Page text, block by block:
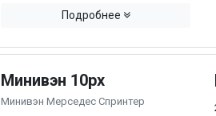
Подробнее
Минивэн 10px
Минивэн Мерседес Спринтер